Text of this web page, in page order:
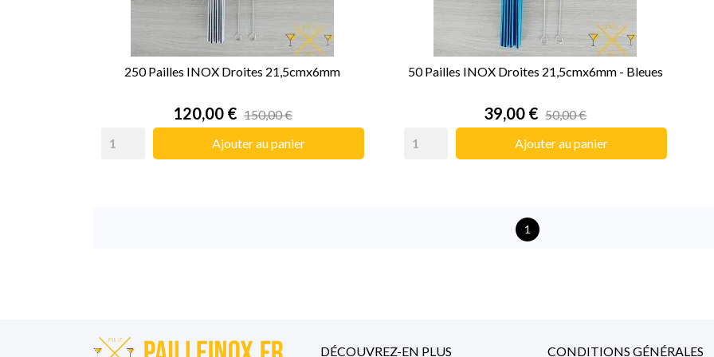
250 Pailles INOX Droites 21,5cmx6mm
Prix
120,00 € 150,00 €
Ajouter au panier
50 Pailles INOX Droites 21,5cmx6mm - Bleues
Prix
39,00 € 50,00 €
Ajouter au panier
1
DÉCOUVREZ-EN PLUS CONDITIONS GÉNÉRALES